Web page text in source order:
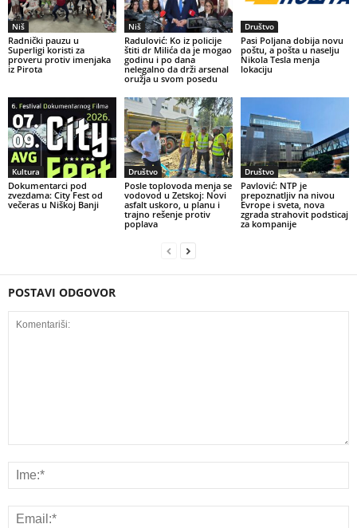
Niš
Radnički pauzu u
Superligi koristi za
proveru protiv imenjaka
iz Pirota
Niš
Radulović: Ko iz policije
štiti dr Milića da je mogao
godinu i po dana
nelegalno da drži arsenal
oružja u svom posedu
Društvo
Pasi Poljana dobija novu
poštu, a pošta u naselju
Nikola Tesla menja
lokaciju
Kultura
Dokumentarci pod
zvezdama: City Fest od
večeras u Niškoj Banji
Društvo
Posle toplovoda menja se
vodovod u Zetskoj: Novi
asfalt uskoro, u planu i
trajno rešenje protiv
poplava
Društvo
Pavlović: NTP je
prepoznatljiv na nivou
Evrope i sveta, nova
zgrada strahovit podsticaj
za kompanije
POSTAVI ODGOVOR